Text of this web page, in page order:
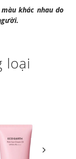
khác nhau do
loại